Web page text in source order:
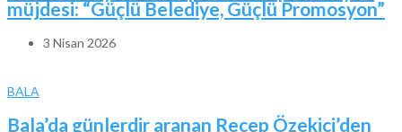
müjdesi: “Güçlü Belediye, Güçlü Promosyon”
3 Nisan 2026
BALA
Bala’da günlerdir aranan Recep Özekici’den